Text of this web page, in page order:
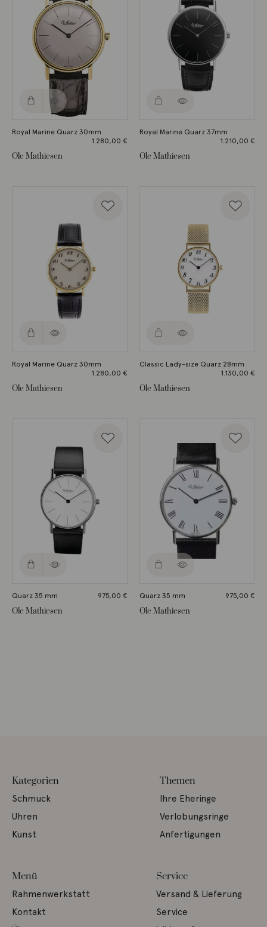
Royal Marine Quarz 30mm
1.280,00 €
Ole Mathiesen
Royal Marine Quarz 37mm
1.210,00 €
Ole Mathiesen
Royal Marine Quarz 30mm
1.280,00 €
Ole Mathiesen
Classic Lady-size Quarz 28mm
1.130,00 €
Ole Mathiesen
Quarz 35 mm 975,00 €
Ole Mathiesen
Quarz 35 mm 975,00 €
Ole Mathiesen
Kategorien
Schmuck
Uhren
Kunst
Themen
Ihre Eheringe
Verlobungsringe
Anfertigungen
Menü
Rahmenwerkstatt
Kontakt
Service
Versand & Lieferung
Service